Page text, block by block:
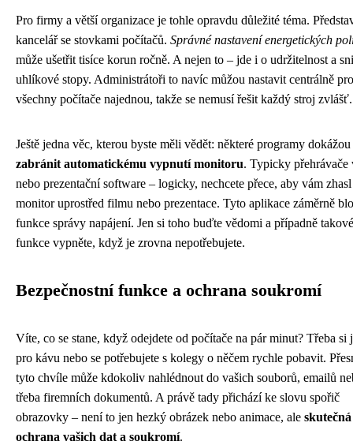
Pro firmy a větší organizace je tohle opravdu důležité téma.
kancelář se stovkami počítačů. Správné nastavení energetických
může ušetřit tisíce korun ročně. A nejen to – jde i o udržitelnost a
uhlíkové stopy. Administrátoři to navíc můžou nastavit centrálně pro
všechny počítače najednou, takže se nemusí řešit každý stroj zvlášť.
Ještě jedna věc, kterou byste měli vědět: některé programy dokážou
zabránit automatickému vypnutí monitoru. Typicky přehrávače
nebo prezentační software – logicky, nechcete přece, aby vám zhasl
monitor uprostřed filmu nebo prezentace. Tyto aplikace záměrně
funkce správy napájení. Jen si toho buďte vědomi a případně takové
funkce vypněte, když je zrovna nepotřebujete.
Bezpečnostní funkce a ochrana soukromí
Víte, co se stane, když odejdete od počítače na pár minut? Třeba si
pro kávu nebo se potřebujete s kolegy o něčem rychle pobavit.
tyto chvíle může kdokoliv nahlédnout do vašich souborů, emailů
třeba firemních dokumentů. A právě tady přichází ke slovu spořič
obrazovky – není to jen hezký obrázek nebo animace, ale skutečná
ochrana vašich dat a soukromí.